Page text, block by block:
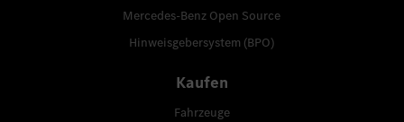
Mercedes-Benz Open Source
Hinweisgebersystem (BPO)
Kaufen
Fahrzeuge